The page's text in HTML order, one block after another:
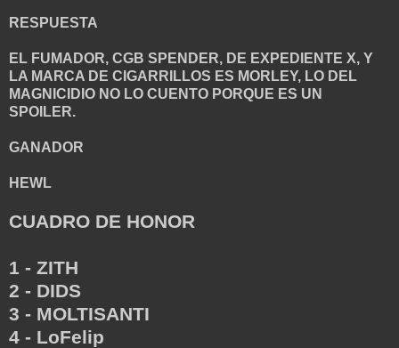
RESPUESTA
EL FUMADOR, CGB SPENDER, DE EXPEDIENTE X, Y
LA MARCA DE CIGARRILLOS ES MORLEY, LO DEL
MAGNICIDIO NO LO CUENTO PORQUE ES UN
SPOILER.
GANADOR
HEWL
CUADRO DE HONOR
1 - ZITH
2 - DIDS
3 - MOLTISANTI
4 - LoFelip